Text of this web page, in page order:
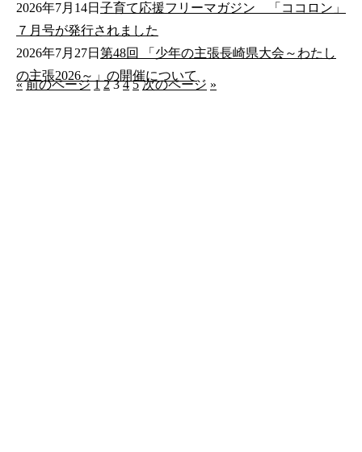
2026年7月14日 子育て応援フリーマガジン 「ココロン」
７月号が発行されました
2026年7月27日 第48回 「少年の主張長崎県大会～わたし
の主張2026～」の開催について
« 前のページ 1 2 34 5 次のページ »